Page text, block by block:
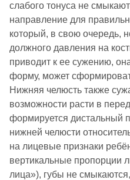
слабого тонуса не
направление для
который, в свою очередь,
должного давления на
приводит к ее сужению,
форму, может
Нижняя челюсть также
возможности расти в
формируется дистальный
нижней челюсти
на лицевые признаки
вертикальные пропорции
лица»), губы не